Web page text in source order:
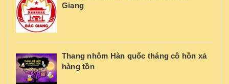
Giang
Thang nhôm Hàn quốc tháng cô hồn xả
hàng tồn